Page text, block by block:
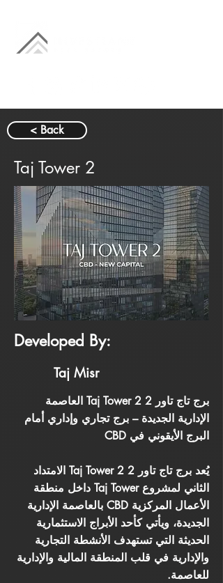
< Back
Taj Tower 2
Developed By:
Taj Misr
برج تاج تاور 2 Taj Tower 2 العاصمة
الإدارية الجديدة – برج تجاري وإداري أمام
البرج الأيقوني في CBD
يُعد برج تاج تاور 2 Taj Tower 2 الامتداد
الثاني لمشروع Taj Tower داخل منطقة
الأعمال المركزية CBD بالعاصمة الإدارية
الجديدة، ويأتي كأحد الأبراج الاستثمارية
الحديثة التي تستهدف الأنشطة التجارية
والإدارية في قلب المنطقة المالية والإدارية
للعاصمة.